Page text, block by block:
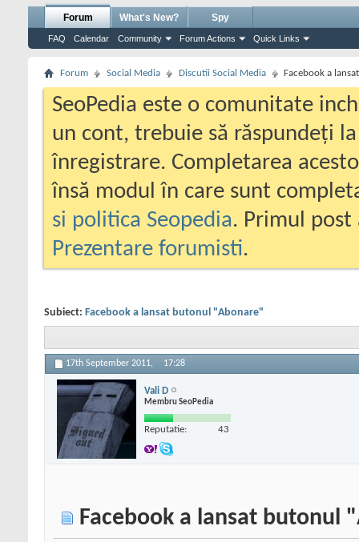
Forum
FAQ Calendar Community Forum Actions Quick Links
What's New? Spy
Forum Social Media Discutii Social Media Facebook a
SeoPedia este o comunitate
un cont, trebuie să răspundeți
înregistrare. Completarea
însă modul în care sunt
si politica Seopedia. Primul
Prezentare forumisti.
Subiect: Facebook a lansat butonul "Abonare"
17th September 2011, 17:28
Vali D
Membru SeoPedia
Reputatie: 43
Facebook a lansat butonul